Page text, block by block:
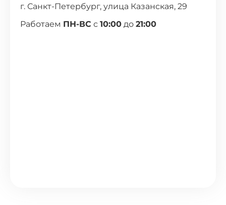
г. Санкт-Петербург, улица Казанская, 29
Работаем ПН-ВС с 10:00 до 21:00